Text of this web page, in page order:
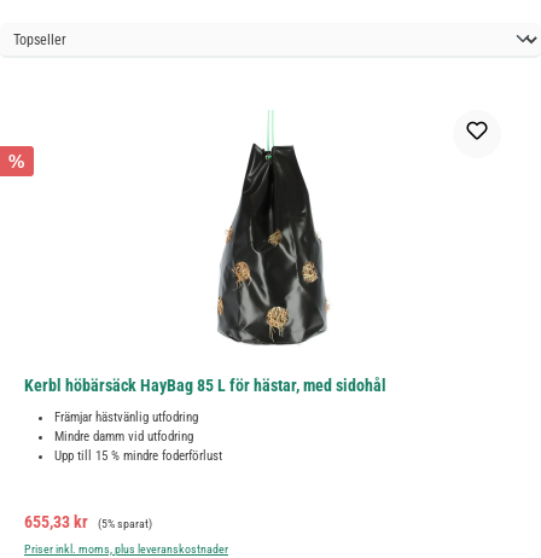
%
Kerbl höbärsäck HayBag 85 L för hästar, med sidohål
Främjar hästvänlig utfodring
Mindre damm vid utfodring
Upp till 15 % mindre foderförlust
Försäljningspris:
655,33 kr Ordinarie pris:
(5% sparat)
Priser inkl. moms, plus leveranskostnader